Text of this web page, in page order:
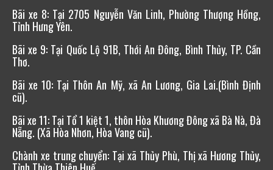
Bãi xe 8: Tại 2705 Nguyễn Văn Linh, Phường Thượng Hồng,
Tỉnh Hưng Yên.
Bãi xe 9: Tại Quốc Lộ 91B, Thới An Đông, Bình Thủy, TP. Cần
Thơ.
Bãi xe 10: Tại Thôn An Mỹ, xã An Lương, Gia Lai.(Bình Định
cũ).
Bãi xe 11:Tại Tổ 1 kiệt 1, thôn Hòa Khương Đông xã Bà Nà, Đà
Nẵng. (Xã Hòa Nhơn, Hòa Vang cũ).
Chành xe trung chuyển: Tại xã Thủy Phù, Thị xã Hương Thủy,